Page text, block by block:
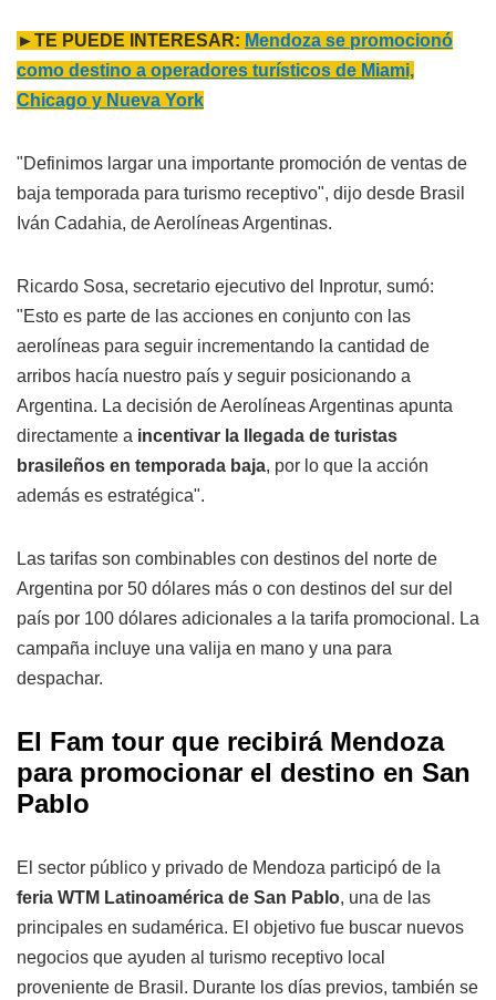
►TE PUEDE INTERESAR: Mendoza se promocionó
como destino a operadores turísticos de Miami,
Chicago y Nueva York
"Definimos largar una importante promoción de ventas de
baja temporada para turismo receptivo", dijo desde Brasil
Iván Cadahia, de Aerolíneas Argentinas.
Ricardo Sosa, secretario ejecutivo del Inprotur, sumó:
"Esto es parte de las acciones en conjunto con las
aerolíneas para seguir incrementando la cantidad de
arribos hacía nuestro país y seguir posicionando a
Argentina. La decisión de Aerolíneas Argentinas apunta
directamente a incentivar la llegada de turistas
brasileños en temporada baja, por lo que la acción
además es estratégica".
Las tarifas son combinables con destinos del norte de
Argentina por 50 dólares más o con destinos del sur del
país por 100 dólares adicionales a la tarifa promocional. La
campaña incluye una valija en mano y una para
despachar.
El Fam tour que recibirá Mendoza
para promocionar el destino en San
Pablo
El sector público y privado de Mendoza participó de la
feria WTM Latinoamérica de San Pablo, una de las
principales en sudamérica. El objetivo fue buscar nuevos
negocios que ayuden al turismo receptivo local
proveniente de Brasil. Durante los días previos, también se